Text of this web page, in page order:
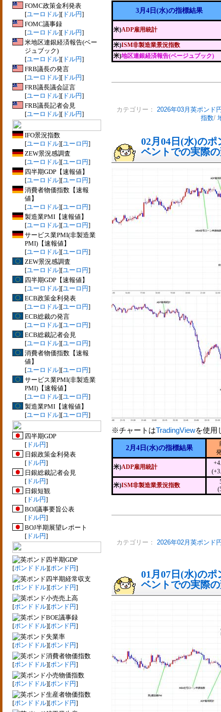
FOMC政策金利発表
[ユーロドル][ ドル円]
FOMC議事録
[ユーロドル][ ドル円]
米地区連銀経済報告(ベー
ジュブック)
[ユーロドル][ ドル円]
FRB議長の発言
[ユーロドル][ ドル円]
FRB議長議会証言
[ユーロドル][ ドル円]
FRB議長記者会見
[ユーロドル][ ドル円]
IFO景況指数
[ユーロドル][ユーロ円]
ZEW景況感調査
[ユーロドル][ユーロ円]
四半期GDP【速報値】
[ユーロドル][ユーロ円]
消費者物価指数【速報
値】
[ユーロドル][ユーロ円]
製造業PMI【速報値】
[ユーロドル][ユーロ円]
サービス業PMI(非製造業
PMI)【速報値】
[ユーロドル][ユーロ円]
ZEW景況感調査
[ユーロドル][ユーロ円]
四半期GDP【速報値】
[ユーロドル][ユーロ円]
ECB政策金利発表
[ユーロドル][ユーロ円]
ECB総裁の発言
[ユーロドル][ユーロ円]
ECB総裁記者会見
[ユーロドル][ユーロ円]
消費者物価指数【速報
値】
[ユーロドル][ユーロ円]
サービス業PMI(非製造業
PMI)【速報値】
[ユーロドル][ユーロ円]
製造業PMI【速報値】
[ユーロドル][ユーロ円]
四半期GDP
[ ドル円]
日銀政策金利発表
[ ドル円]
日銀総裁記者会見
[ ドル円]
日銀短観
[ ドル円]
BOJ議事要旨公表
[ ドル円]
BOJ半期展望レポート
[ ドル円]
四半期GDP
[ポンドドル][ポンド円]
四半期経常収支
[ポンドドル][ポンド円]
小売売上高
[ポンドドル][ポンド円]
BOE議事録
[ポンドドル][ポンド円]
失業率
[ポンドドル][ポンド円]
消費者物価指数
[ポンドドル][ポンド円]
小売物価指数
[ポンドドル][ポンド円]
生産者物価指数
[ポンドドル][ポンド円]
3月4日(水)の指標結果
米)ADP雇用統計
米)ISM非製造業景況指数
米)地区連銀経済報告(ベージュブック)
カテゴリー： 2026年03月英ポンド
指数/
02月04日(水)の
ベントでの実際
※チャートはTradingViewを使用
2月4日(水)の指標結果
米)ADP雇用統計
米)ISM非製造業景況指数
カテゴリー： 2026年02月英ポンド
01月07日(水)の
ベントでの実際